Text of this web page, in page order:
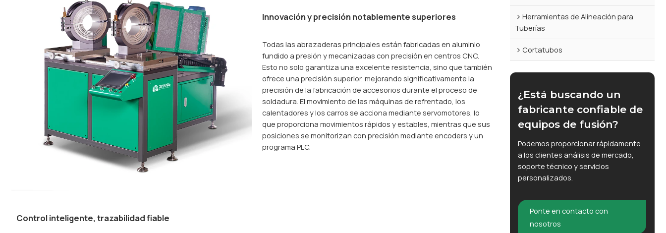
Innovación y precisión notablemente superiores
Todas las abrazaderas principales están fabricadas en aluminio
fundido a presión y mecanizadas con precisión en centros CNC.
Esto no solo garantiza una excelente resistencia, sino que también
ofrece una precisión superior, mejorando significativamente la
precisión de la fabricación de accesorios durante el proceso de
soldadura. El movimiento de las máquinas de refrentado, los
calentadores y los carros se acciona mediante servomotores, lo
que proporciona movimientos rápidos y estables, mientras que sus
posiciones se monitorizan con precisión mediante encoders y un
programa PLC.
Control inteligente, trazabilidad fiable
Herramientas de Alineación para
Tuberías
Cortatubos
¿Está buscando un
fabricante confiable de
equipos de fusión?
Podemos proporcionar rápidamente
a los clientes análisis de mercado,
soporte técnico y servicios
personalizados.
Ponte en contacto con
nosotros